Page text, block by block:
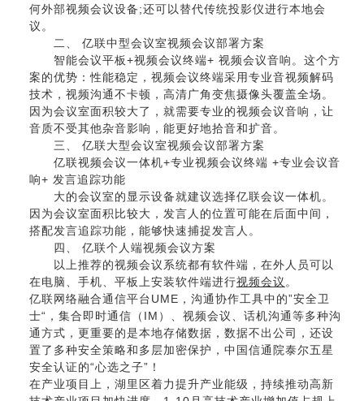
何外部视频会议设备;还可以替代传统投影仪进行本地会
议。
二、 亿联中型会议室视频会议部署方案
智能会议平板+视频会议终端+ 视频会议音响。这个方
案的优势：性能稳定，视频会议终端采用专业音视频解码
技术，视频沟通不卡顿，高清广角变焦摄像头覆盖全场。
因为会议室面积较大了，就需要专业的视频会议音响，让
音质不受其他杂音影响，能更好地拾音和扩音。
三、 亿联大型会议室视频会议部署方案
亿联视频会议一体机+专业视频会议终端 +专业会议音
响+ 发言追踪功能
大的会议室的显示设备就建议选择亿联会议一体机。
因为会议室面积比较大，发言人的位置可能在后面中间，
搭配发言追踪功能，能够快速捕捉发言人。
四、 亿联个人端视频会议方案
以上推荐的视频会议系统都有软件端，在外人员可以
在电脑、手机、平板上安装软件端进行视频会议 。
亿联网络融合通信平台UME ，沟通协作工具中的”安全卫
士“，集合即时通信（IM）、 视频会议
、话机沟通等多种沟
通方式，更重要的是本地存储数据，数据不出公司，还设
置了多种安全策略和多层加密保护，中国信通院泰尔五星
安全认证的“心选之子”！
在产业项目上，湖里区着力提升产业能级，持续推动高新